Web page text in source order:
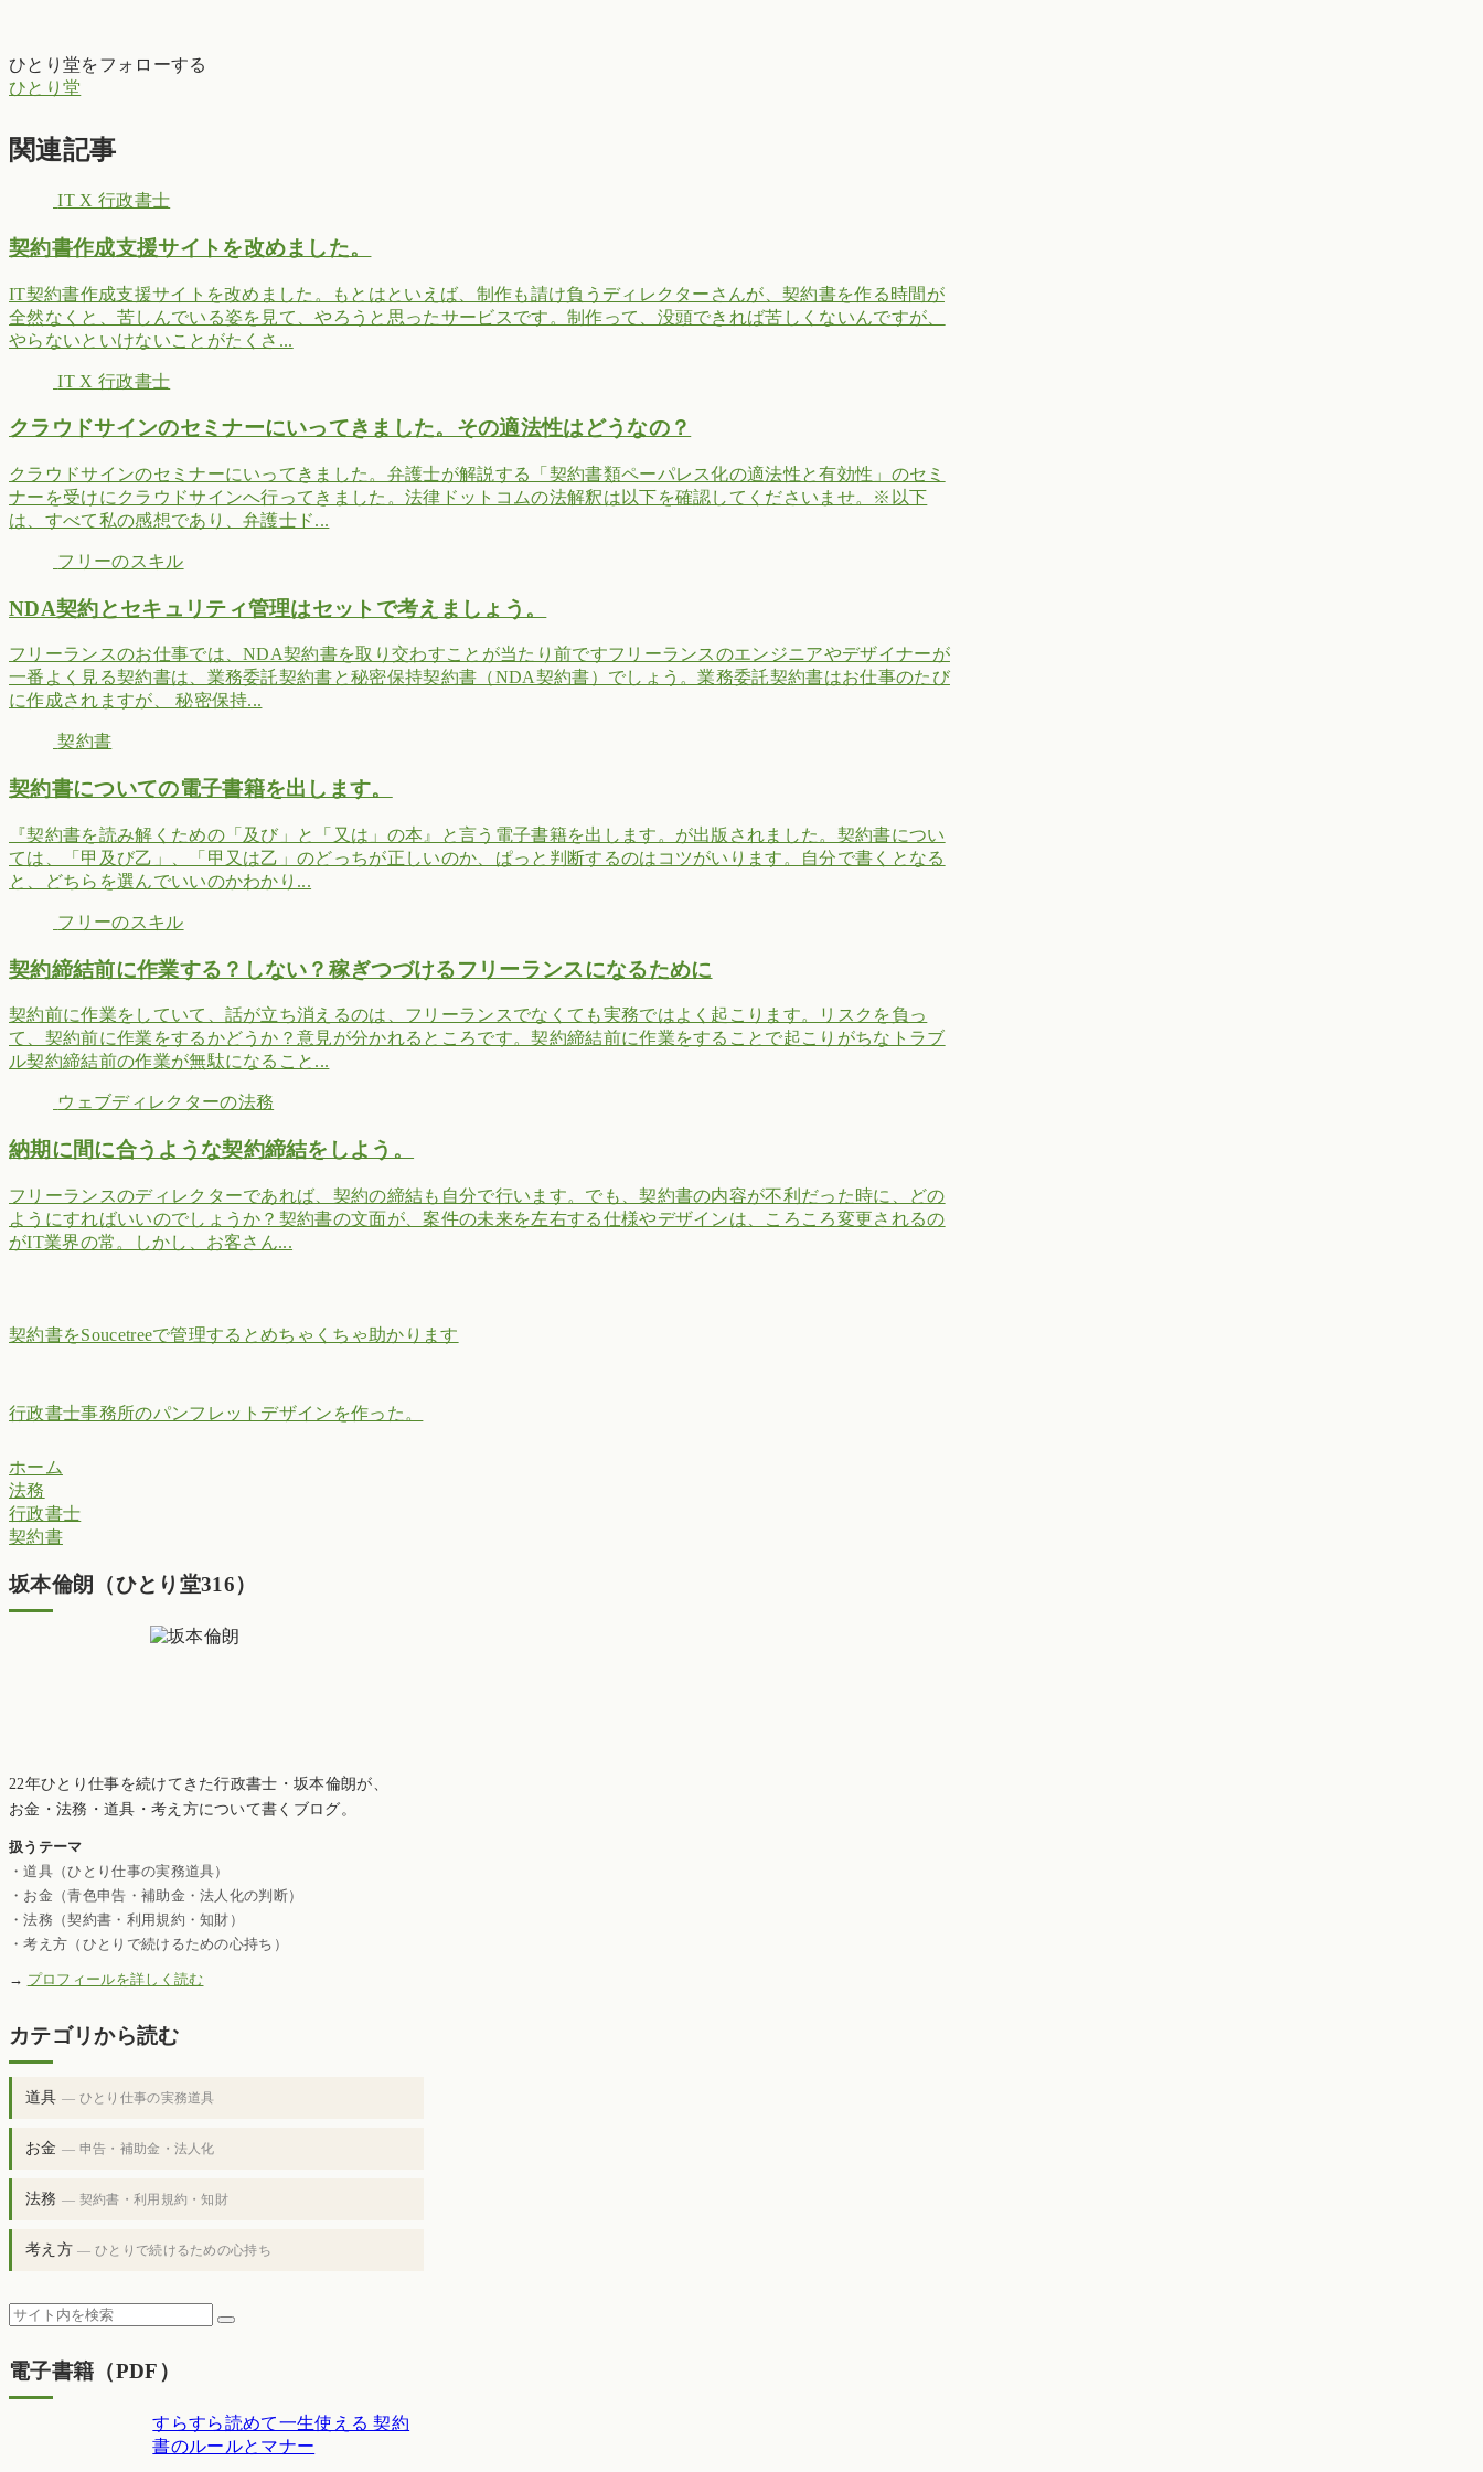
ひとり堂をフォローする
ひとり堂
関連記事
IT X 行政書士
契約書作成支援サイトを改めました。
IT契約書作成支援サイトを改めました。もとはといえば、制作も請け負うディレクターさんが、契約書を作る時間が
全然なくと、苦しんでいる姿を見て、やろうと思ったサービスです。制作って、没頭できれば苦しくないんですが、
やらないといけないことがたくさ...
IT X 行政書士
クラウドサインのセミナーにいってきました。その適法性はどうなの？
クラウドサインのセミナーにいってきました。弁護士が解説する「契約書類ペーパレス化の適法性と有効性」のセミ
ナーを受けにクラウドサインへ行ってきました。法律ドットコムの法解釈は以下を確認してくださいませ。※以下
は、すべて私の感想であり、弁護士ド...
フリーのスキル
NDA契約とセキュリティ管理はセットで考えましょう。
フリーランスのお仕事では、NDA契約書を取り交わすことが当たり前ですフリーランスのエンジニアやデザイナーが
一番よく見る契約書は、業務委託契約書と秘密保持契約書（NDA契約書）でしょう。業務委託契約書はお仕事のたび
に作成されますが、 秘密保持...
契約書
契約書についての電子書籍を出します。
『契約書を読み解くための「及び」と「又は」の本』と言う電子書籍を出します。が出版されました。契約書につい
ては、「甲及び乙」、「甲又は乙」のどっちが正しいのか、ぱっと判断するのはコツがいります。自分で書くとなる
と、どちらを選んでいいのかわかり...
フリーのスキル
契約締結前に作業する？しない？稼ぎつづけるフリーランスになるために
契約前に作業をしていて、話が立ち消えるのは、フリーランスでなくても実務ではよく起こります。リスクを負っ
て、契約前に作業をするかどうか？意見が分かれるところです。契約締結前に作業をすることで起こりがちなトラブ
ル契約締結前の作業が無駄になること...
ウェブディレクターの法務
納期に間に合うような契約締結をしよう。
フリーランスのディレクターであれば、契約の締結も自分で行います。でも、契約書の内容が不利だった時に、どの
ようにすればいいのでしょうか？契約書の文面が、案件の未来を左右する仕様やデザインは、ころころ変更されるの
がIT業界の常。しかし、お客さん...
契約書をSoucetreeで管理するとめちゃくちゃ助かります
行政書士事務所のパンフレットデザインを作った。
ホーム
法務
行政書士
契約書
坂本倫朗（ひとり堂316）
22年ひとり仕事を続けてきた行政書士・坂本倫朗が、
お金・法務・道具・考え方について書くブログ。
扱うテーマ
・道具（ひとり仕事の実務道具）
・お金（青色申告・補助金・法人化の判断）
・法務（契約書・利用規約・知財）
・考え方（ひとりで続けるための心持ち）
→ プロフィールを詳しく読む
カテゴリから読む
道具 — ひとり仕事の実務道具
お金 — 申告・補助金・法人化
法務 — 契約書・利用規約・知財
考え方— ひとりで続けるための心持ち
電子書籍（PDF）
すらすら読めて一生使える 契約
書のルールとマナー